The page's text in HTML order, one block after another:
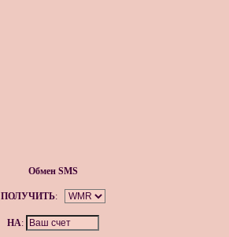
Обмен SMS
ПОЛУЧИТЬ:
НА: